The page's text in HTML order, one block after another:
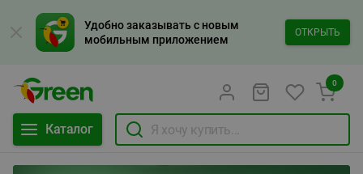
Удобно заказывать с новым
мобильным приложением
ОТКРЫТЬ
Каталог
0